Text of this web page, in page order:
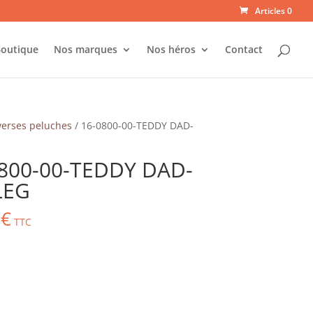
Articles 0
Nos marques Nos héros Contact
peluches / 16-0800-00-TEDDY DAD-
00-TEDDY DAD-
€ TTC